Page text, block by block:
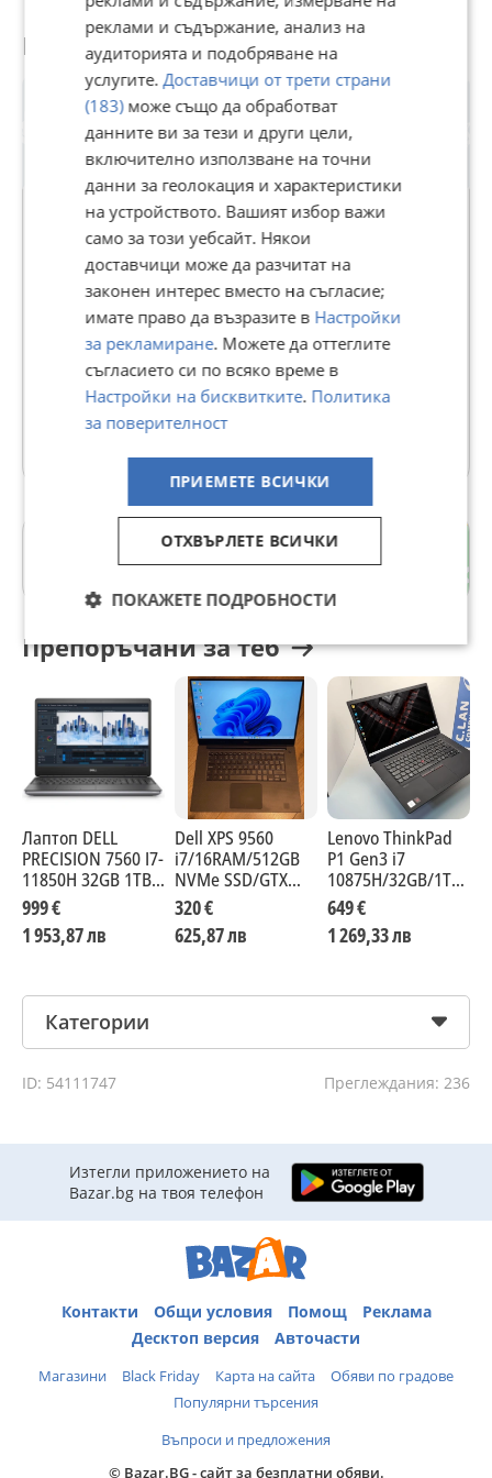
Потребител
Premium
i-dealbg.com
24230рейтинг
В Bazar.BG от 18 февруари 2014г.
Последно активен 07 август в 14:18 ч.
Телефон(и):0879940971
48 Обяви
7-ми 11-ти километър
гр. София
Препоръчани за теб
Лаптоп DELL
PRECISION 7560 I7-
11850H 32GB 1TB
SSD NVME с до 24
МЕСЕЦА
ГАРАНЦИЯ
999 €
1 953,87 лв
Dell XPS 9560
i7/16RAM/512GB
NVMe SSD/GTX
1050/Full HD
320 €
625,87 лв
Lenovo ThinkPad
P1 Gen3 i7
10875H/32GB/1TB
SSD/
4GB/4K
649 €
1 269,33 лв
Категории
ID: 54111747 Преглеждания: 236
Изтегли приложението на
Bazar.bg на твоя телефон
Контакти Общи условия Помощ
Реклама
Десктоп версия
Авточасти
Магазини Black Friday Карта на сайта
Обяви по градове
Популярни търсения
Въпроси и предложения
© Bazar.BG - сайт за безплатни обяви.
реклами и съдържание, анализ на
аудиторията и подобряване на
услугите. Доставчици от трети страни
(183)може също да обработват
данните ви за тези и други цели,
включително използване на точни
данни за геолокация и характеристики
на устройството. Вашият избор важи
само за този уебсайт. Някои
доставчици може да разчитат на
законен интерес вместо на съгласие;
имате право да възразите в Настройки
за рекламиране. Можете да оттеглите
съгласието си по всяко време в
Настройки на бисквитките. Политика
за поверителност
ПРИЕМЕТЕ ВСИЧКИ
ОТХВЪРЛЕТЕ ВСИЧКИ
ПОКАЖЕТЕ ПОДРОБНОСТИ